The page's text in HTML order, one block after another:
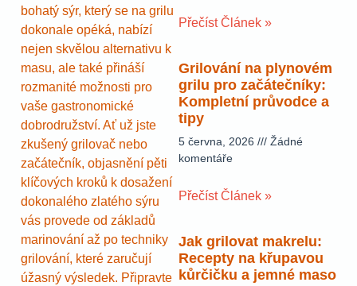
bohatý sýr, který se na grilu
dokonale opéká, nabízí
nejen skvělou alternativu k
masu, ale také přináší
rozmanité možnosti pro
vaše gastronomické
dobrodružství. Ať už jste
zkušený grilovač nebo
začátečník, objasnění pěti
klíčových kroků k dosažení
dokonalého zlatého sýru
vás provede od základů
marinování až po techniky
grilování, které zaručují
úžasný výsledek. Připravte
Přečíst Článek »
Grilování na plynovém
grilu pro začátečníky:
Kompletní průvodce a
tipy
5 června, 2026
Žádné
komentáře
Přečíst Článek »
Jak grilovat makrelu:
Recepty na křupavou
kůrčičku a jemné maso